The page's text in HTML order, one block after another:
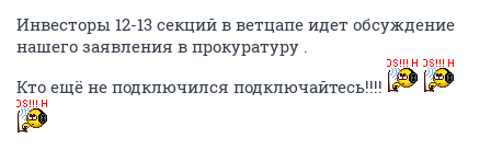
Инвесторы 12-13 секций в ветцапе идет обсуждение
нашего заявления в прокуратуру .
Кто ещё не подключился подключайтесь!!!!